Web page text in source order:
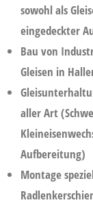
sowohl als
eingedeckter
Bau von
Gleisen in
aller Art
Aufbereitung)
Montage